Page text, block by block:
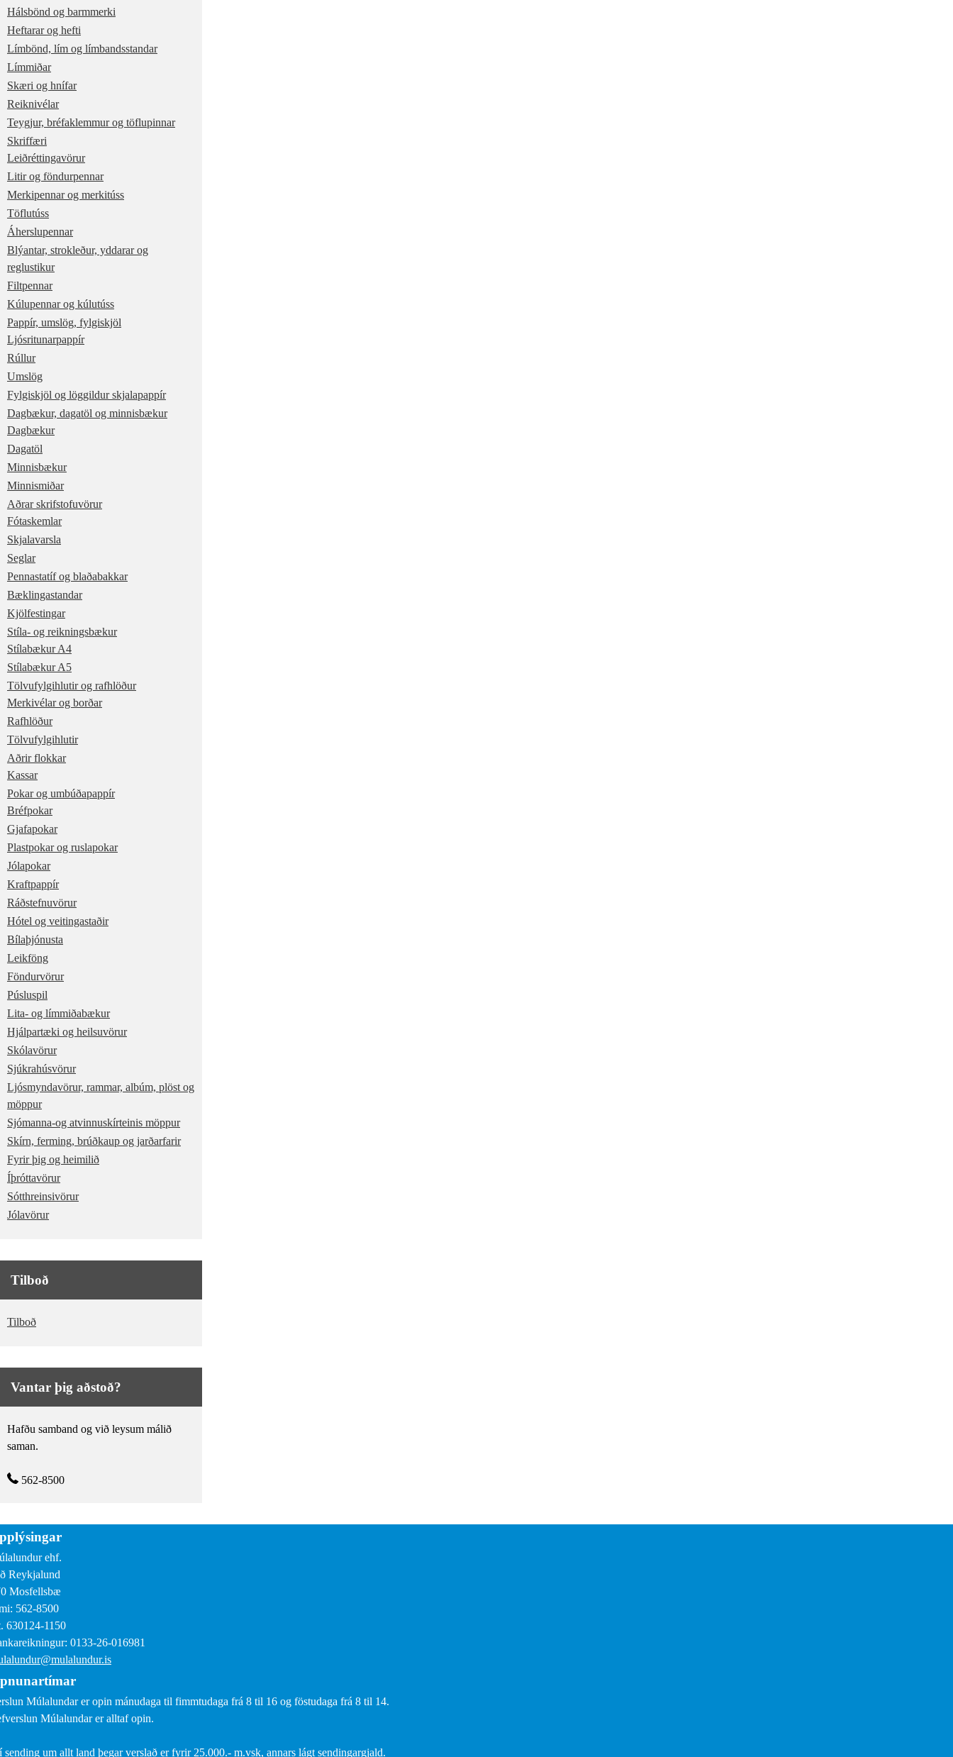
Hálsbönd og barmmerki
Heftarar og hefti
Límbönd, lím og límbandsstandar
Límmiðar
Skæri og hnífar
Reiknivélar
Teygjur, bréfaklemmur og töflupinnar
Skriffæri
Leiðréttingavörur
Litir og föndurpennar
Merkipennar og merkitúss
Töflutúss
Áherslupennar
Blýantar, strokleður, yddarar og
reglustikur
Filtpennar
Kúlupennar og kúlutúss
Pappír, umslög, fylgiskjöl
Ljósritunarpappír
Rúllur
Umslög
Fylgiskjöl og löggildur skjalapappír
Dagbækur, dagatöl og minnisbækur
Dagbækur
Dagatöl
Minnisbækur
Minnismiðar
Aðrar skrifstofuvörur
Fótaskemlar
Skjalavarsla
Seglar
Pennastatíf og blaðabakkar
Bæklingastandar
Kjölfestingar
Stíla- og reikningsbækur
Stílabækur A4
Stílabækur A5
Tölvufylgihlutir og rafhlöður
Merkivélar og borðar
Rafhlöður
Tölvufylgihlutir
Aðrir flokkar
Kassar
Pokar og umbúðapappír
Bréfpokar
Gjafapokar
Plastpokar og ruslapokar
Jólapokar
Kraftpappír
Ráðstefnuvörur
Hótel og veitingastaðir
Bílaþjónusta
Leikföng
Föndurvörur
Púsluspil
Lita- og límmiðabækur
Hjálpartæki og heilsuvörur
Skólavörur
Sjúkrahúsvörur
Ljósmyndavörur, rammar, albúm, plöst og
möppur
Sjómanna-og atvinnuskírteinis möppur
Skírn, ferming, brúðkaup og jarðarfarir
Fyrir þig og heimilið
Íþróttavörur
Sótthreinsivörur
Jólavörur
Tilboð
Tilboð
Vantar þig aðstoð?
Hafðu samband og við leysum málið
saman.
562-8500
ehf.
Reykjalund
Mosfellsbæ
562-8500
630124-1150
0133-26-016981
Múlalundar er opin mánudaga til fimmtudaga frá 8 til 16 og föstudaga frá 8 til 14.
Múlalundar er alltaf opin.
sending um allt land þegar verslað er fyrir 25.000.- m.vsk, annars lágt sendingargjald.